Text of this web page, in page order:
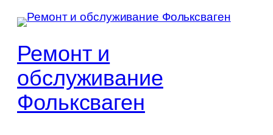
Перейти
Ремонт и
обслуживание
Фольксваген